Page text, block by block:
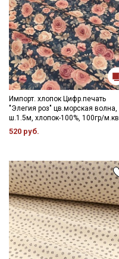
Импорт. хлопок Цифр.печать
"Элегия роз" цв.морская волна,
ш.1.5м, хлопок-100%, 100гр/м.кв
520 руб.